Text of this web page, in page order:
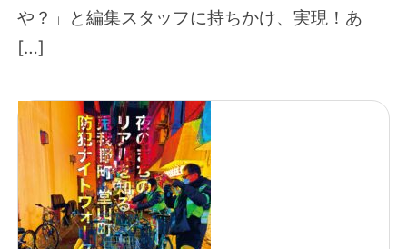
や？」と編集スタッフに持ちかけ、実現！あ
[…]